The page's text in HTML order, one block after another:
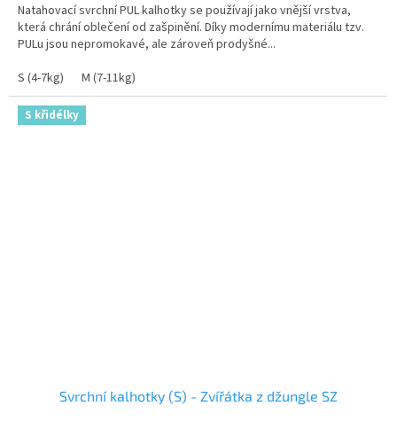
Natahovací svrchní PUL kalhotky se používají jako vnější vrstva,
která chrání oblečení od zašpinění. Díky modernímu materiálu tzv.
PULu jsou nepromokavé, ale zároveň prodyšné...
S (4-7kg)
M (7-11kg)
S křidélky
Svrchní kalhotky (S) - Zvířátka z džungle SZ